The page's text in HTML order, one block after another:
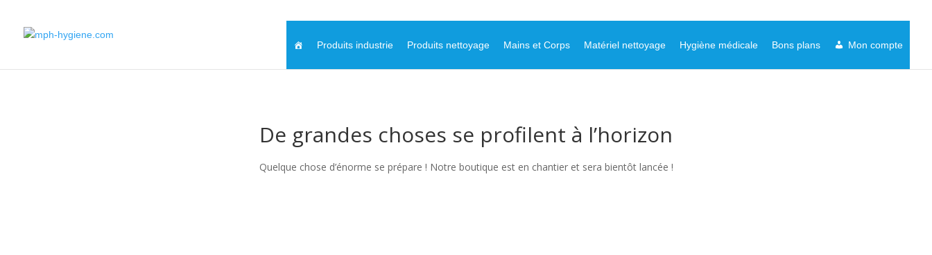
Produits industrie Produits nettoyage Mains et Corps Matériel nettoyage Hygiène médicale Bons plans Mon compte
De grandes choses se profilent à l’horizon
Quelque chose d’énorme se prépare ! Notre boutique est en chantier et sera bientôt lancée !